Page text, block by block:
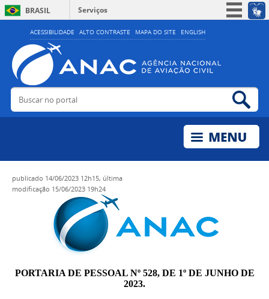
ACESSIBILIDADE ALTO CONTRASTE MAPA DO SITE ENGLISH
BRASIL
Serviços
Simplifique!
Acesso à informação
Legislação
Buscar no portal
publicado 14/06/2023 12h15, última
modificação 15/06/2023 19h24
PORTARIA DE PESSOAL Nº 528, DE 1º DE JUNHO DE
2023.